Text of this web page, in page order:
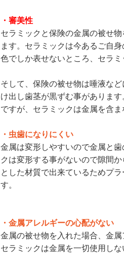
・審美性
セラミックと保険の金属の被せ
ます。セラミックは今あるご自
色でしか表せないところ、セラ
そして、保険の被せ物は唾液な
け出し歯茎が黒ずむ事があります
ですが、セラミックは金属を含
・虫歯になりにくい
金属は変形しやすいので金属と
クは変形する事がないので隙間
とした材質で出来ているためプ
す。
・金属アレルギーの心配がない
金属の被せ物を入れた場合、金
セラミックは金属を一切使用し